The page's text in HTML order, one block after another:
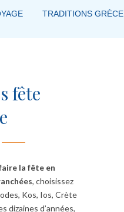
TRADITIONS GRÈCE
fête
la fête en
, choisissez
Kos, Ios, Crète
dizaines d’années,